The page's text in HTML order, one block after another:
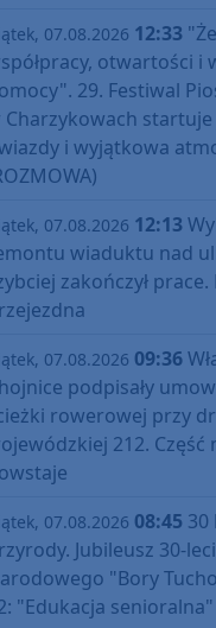
07.08.2026 12:33
otwartości i
29. Festiwal
Charzykowach startuje
i wyjątkowa
07.08.2026 12:13
wiaduktu nad
zakończył
07.08.2026 09:36
podpisały
rowerowej przy
212. Część
07.08.2026 08:45 30
Jubileusz 30-
"Bory
"Edukacja senioralna"